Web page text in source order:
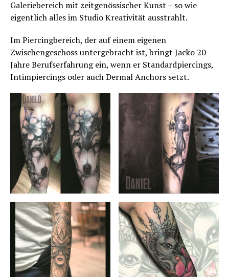
Galeriebereich mit zeitgenössischer Kunst – so wie
eigentlich alles im Studio Kreativität ausstrahlt.
Im Piercingbereich, der auf einem eigenen
Zwischengeschoss untergebracht ist, bringt Jacko 20
Jahre Berufserfahrung ein, wenn er Standardpiercings,
Intimpiercings oder auch Dermal Anchors setzt.